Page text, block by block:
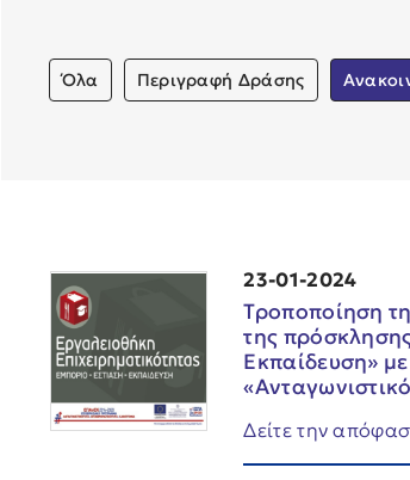
Όλα Περιγραφή Δράσης
23-01-2024
Τροποποίηση
της
Εκπαίδευση»
Δείτε την